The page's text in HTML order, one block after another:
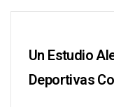
Un Estudio
Deportivas